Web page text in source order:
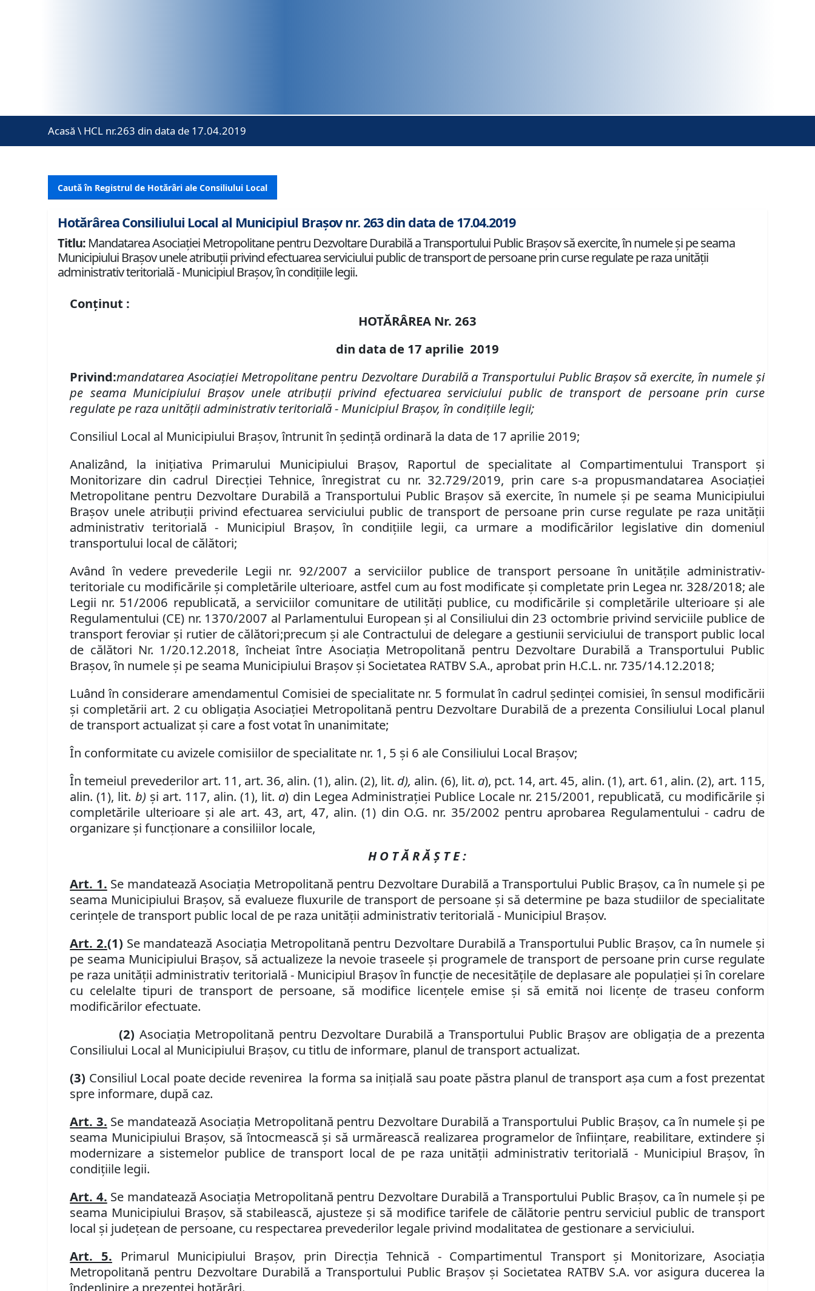
Acasă \ HCL nr.263 din data de 17.04.2019
Caută în Registrul de Hotărâri ale Consiliului Local
Hotărârea Consiliului Local al Municipiul Brașov nr. 263 din data de 17.04.2019
Titlu: Mandatarea Asociaţiei Metropolitane pentru Dezvoltare Durabilă a Transportului Public Braşov să exercite, în numele şi pe seama
Municipiului Braşov unele atribuţii privind efectuarea serviciului public de transport de persoane prin curse regulate pe raza unităţii
administrativ teritorială - Municipiul Braşov, în condiţiile legii.
Conținut :
HOTĂRÂREA Nr. 263
din data de 17 aprilie 2019
Privind:mandatarea Asociaţiei Metropolitane pentru Dezvoltare Durabilă a Transportului Public Braşovsă exercite,în numele şi
pe seama Municipiului Braşovunele atribuţiiprivind efectuarea serviciului public de transport de persoane prin curse
regulatepe raza unităţii administrativ teritorială - Municipiul Braşov,în condiţiile legii;
Consiliul Local al Municipiului Braşov, întrunit în şedinţă ordinară la data de 17 aprilie 2019;
Analizând, la iniţiativa Primarului Municipiului Braşov, Raportul de specialitate al Compartimentului Transport şi
Monitorizare din cadrul Direcţiei Tehnice, înregistrat cu nr. 32.729/2019, prin care s-a propusmandatarea Asociaţiei
Metropolitane pentru Dezvoltare Durabilă a Transportului Public Braşov să exercite,în numele şi pe seama Municipiului
Braşov unele atribuţii privind efectuarea serviciului public de transport de persoane prin curse regulate pe raza unităţii
administrativ teritorială - Municipiul Braşov,în condiţiile legii, ca urmare a modificărilor legislative din domeniul
transportului local de călători;
Având în vedere prevederile Legii nr. 92/2007 a serviciilor publice de transport persoane în unităţile administrativ-
teritoriale cu modificările şi completările ulterioare, astfel cum au fost modificate şi completate prin Legea nr. 328/2018; ale
Legii nr. 51/2006 republicată, a serviciilor comunitare de utilităţi publice, cu modificările şi completările ulterioare şi ale
Regulamentului (CE) nr. 1370/2007 al Parlamentului European şi al Consiliului din 23 octombrie privind serviciile publice de
transport feroviar şi rutier de călători;precum şi ale Contractului de delegare a gestiunii serviciului de transport public local
de călători Nr. 1/20.12.2018, încheiat între Asociaţia Metropolitană pentru Dezvoltare Durabilă a Transportului Public
Braşov, în numele şi pe seama Municipiului Braşov şi Societatea RATBV S.A., aprobat prin H.C.L. nr. 735/14.12.2018;
Luând în considerare amendamentul Comisiei de specialitate nr. 5 formulat în cadrul ședinței comisiei, în sensul modificării
și completării art. 2 cu obligația Asociației Metropolitană pentru Dezvoltare Durabilă de a prezenta Consiliului Local planul
de transport actualizat și care a fost votat în unanimitate;
În conformitate cu avizele comisiilor de specialitate nr. 1, 5 şi 6 ale Consiliului Local Braşov;
În temeiul prevederilor art. 11, art. 36, alin. (1), alin. (2), lit. d), alin. (6), lit. a), pct. 14, art. 45, alin. (1), art. 61, alin. (2), art. 115,
alin. (1), lit. b) şi art. 117, alin. (1), lit. a) din Legea Administraţiei Publice Locale nr. 215/2001, republicată, cu modificările şi
completările ulterioareși ale art. 43, art, 47, alin. (1) din O.G. nr. 35/2002 pentru aprobarea Regulamentului - cadru de
organizare și funcționare a consiliilor locale,
H O T Ă R Ă Ş T E :
Art. 1. Se mandatează Asociaţia Metropolitană pentru Dezvoltare Durabilă a Transportului Public Braşov, ca în numele şi pe
seama Municipiului Braşov, să evalueze fluxurile de transport de persoane şi să determine pe baza studiilor de specialitate
cerinţele de transport public local de pe raza unităţii administrativ teritorială - Municipiul Braşov.
Art. 2.(1) Se mandatează Asociația Metropolitană pentru Dezvoltare Durabilă a Transportului Public Brașov, ca în numele şi
pe seama Municipiului Braşov, să actualizeze la nevoie traseele şi programele de transport de persoane prin curse regulate
pe raza unităţii administrativ teritorială - Municipiul Braşov în funcţie de necesităţile de deplasare ale populaţiei şi în corelare
cu celelalte tipuri de transport de persoane, să modifice licenţele emise şi să emită noi licenţe de traseu conform
modificărilor efectuate.
(2) Asociația Metropolitană pentru Dezvoltare Durabilă a Transportului Public Brașov are obligaţia de a prezenta
Consiliului Local al Municipiului Braşov, cu titlu de informare, planul de transport actualizat.
(3) Consiliul Local poate decide revenirea la forma sa iniţială sau poate păstra planul de transport aşa cum a fost prezentat
spre informare, după caz.
Art. 3. Se mandatează Asociaţia Metropolitană pentru Dezvoltare Durabilă a Transportului Public Braşov, ca în numele şi pe
seama Municipiului Braşov, săîntocmească şi să urmărească realizarea programelor de înfiinţare, reabilitare, extindere şi
modernizare a sistemelor publice de transport local de pe raza unităţii administrativ teritorială - Municipiul Braşov, în
condiţiile legii.
Art. 4. Se mandatează Asociaţia Metropolitană pentru Dezvoltare Durabilă a Transportului Public Braşov, ca în numele şi pe
seama Municipiului Braşov, să stabilească, ajusteze şi să modifice tarifele de călătorie pentru serviciul public de transport
local şi judeţean de persoane, cu respectarea prevederilor legale privind modalitatea de gestionare a serviciului.
Art. 5. Primarul Municipiului Braşov, prin Direcţia Tehnică - Compartimentul Transport şi Monitorizare, Asociaţia
Metropolitană pentru Dezvoltare Durabilă a Transportului Public Braşov şi Societatea RATBV S.A. vor asigura ducerea la
îndeplinire a prezentei hotărâri.